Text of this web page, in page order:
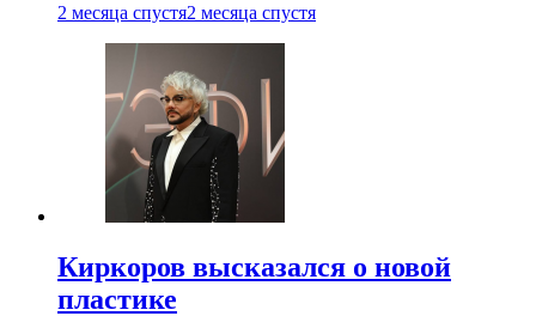
2 месяца спустя2 месяца спустя
Киркоров высказался о новой
пластике